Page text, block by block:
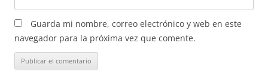
Guarda mi nombre, correo electrónico y web en este
navegador para la próxima vez que comente.